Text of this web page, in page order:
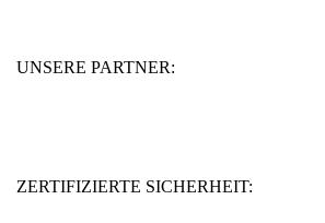
UNSERE PARTNER:
ZERTIFIZIERTE SICHERHEIT: